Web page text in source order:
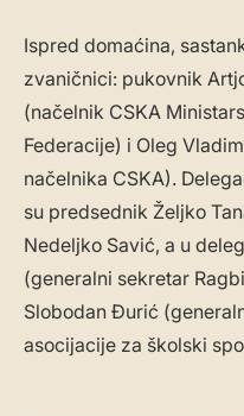
Ispred domaćina,
zvaničnici: pukovnik
(načelnik CSKA
Federacije) i Oleg
načelnika CSKA).
su predsednik Željko
Nedeljko Savić, a u
(generalni sekretar
Slobodan Đurić
asocijacije za školski